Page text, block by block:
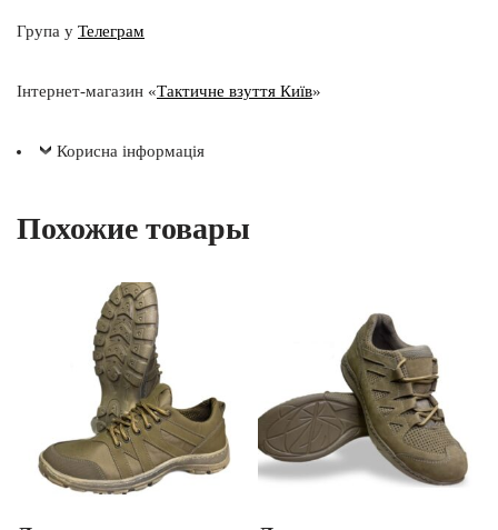
Група у Телеграм
Інтернет-магазин «Тактичне взуття Київ»
Корисна інформація
Похожие товары